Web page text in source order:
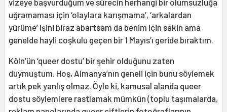
uğramaması için ‘olaylara karışmama’, ‘arkalardan
yürüme’ işini biraz abartsam da benim için sakin ama
genelde hayli coşkulu geçen bir 1 Mayıs’ı geride bıraktım.
Köln’ün ‘queer dostu’ bir şehir olduğunu zaten
duymuştum. Hoş, Almanya’nın geneli için bunu söylemek
artık pek yanlış olmaz. Öyle ki, kamusal alanda queer
dostu söylemlere rastlamak mümkün (toplu taşımalarda,